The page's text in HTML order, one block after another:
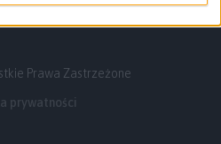
Prawa Zastrzeżone
prywatności